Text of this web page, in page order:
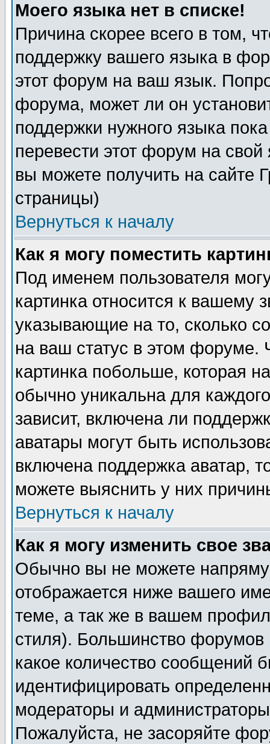
Моего языка нет в списке!
Причина скорее всего в том,
поддержку вашего языка в
этот форум на ваш язык.
форума, может ли он
поддержки нужного языка
перевести этот форум на
вы можете получить на сайте
страницы)
Вернуться к началу
Как я могу поместить
Под именем пользователя
картинка относится к вашему
указывающие на то, сколько
на ваш статус в этом форуме.
картинка побольше, которая
обычно уникальна для
зависит, включена ли
аватары могут быть
включена поддержка аватар,
можете выяснить у них
Вернуться к началу
Как я могу изменить свое
Обычно вы не можете
отображается ниже вашего
теме, а так же в вашем
стиля). Большинство форумов
какое количество сообщений
идентифицировать
модераторы и
Пожалуйста, не засоряйте